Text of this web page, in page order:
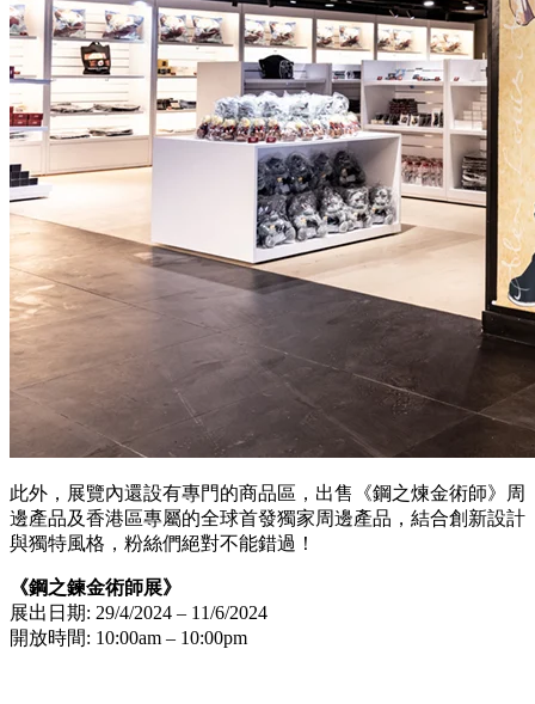
此外，展覽內還設有專門的商品區，出售《鋼之煉金術師》周
邊產品及香港區專屬的全球首發獨家周邊產品，結合創新設計
與獨特風格，粉絲們絕對不能錯過！
《鋼之鍊金術師展》
展出日期: 29/4/2024 – 11/6/2024
開放時間: 10:00am – 10:00pm